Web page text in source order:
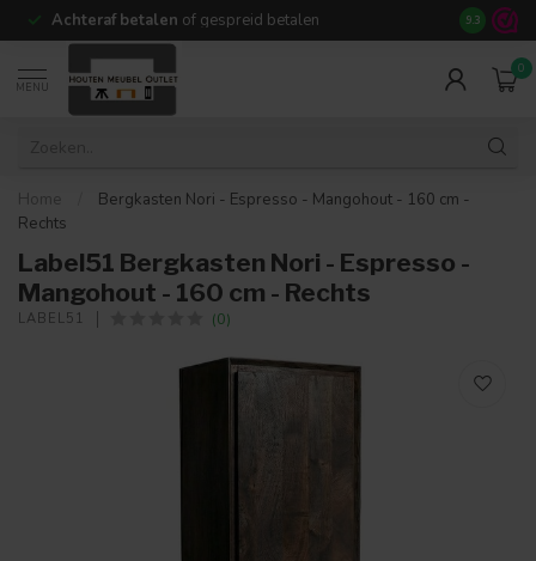
Achteraf betalen of gespreid betalen 14 dagen
9.3
MENU
0
Home
Bergkasten Nori - Espresso - Mangohout - 160 cm -
Rechts
Label51 Bergkasten Nori - Espresso -
Mangohout - 160 cm - Rechts
LABEL51 (0)